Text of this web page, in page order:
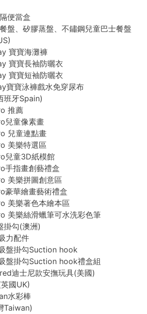
便當盒
盤、矽膠蒸盤、不鏽鋼兒童巴士餐盤
寶寶海灘褲
寶寶長袖防曬衣
寶寶短袖防曬衣
寶寶泳褲戲水免穿尿布
班牙Spain)
推薦
兒童像素畫
兒童連點畫
美樂特選區
兒童3D紙模館
手指畫創藝禮盒
美樂拼圖創意區
豪華繪畫藝術禮盒
美樂著色本繪本區
美樂絲滑蠟筆可水洗彩色筆
掛勾(澳洲)
力配件
盤掛勾Suction hook
盤掛勾Suction hook禮盒組
迪士尼款安撫玩具(美國)
國UK)
水彩棒
Taiwan)